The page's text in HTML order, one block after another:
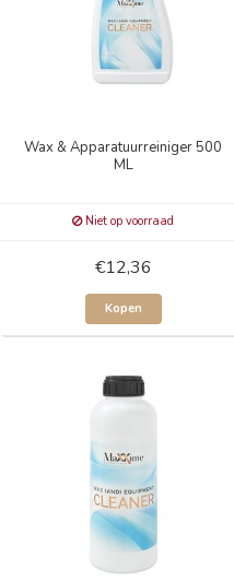
Wax & Apparatuurreiniger 500
ML
Niet op voorraad
€12,36
Kopen